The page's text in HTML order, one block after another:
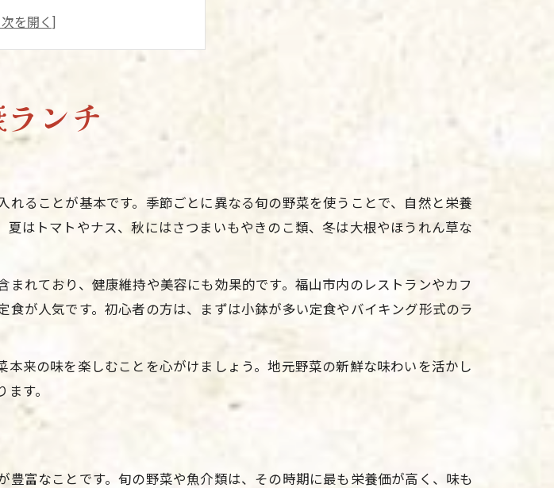
りのランチで健康生活
菜中心のランチ習慣
シーランチ体験
きる福山市のランチ健康体験
康で新しい自分に出会う
のランチで健康を意識
満たす福山市らしい時間
ンチ
ることが基本です。季節ごとに異なる旬の野菜を使うことで、自然と栄養
はトマトやナス、秋にはさつまいもやきのこ類、冬は大根やほうれん草な
れており、健康維持や美容にも効果的です。福山市内のレストランやカフ
が人気です。初心者の方は、まずは小鉢が多い定食やバイキング形式のラ
来の味を楽しむことを心がけましょう。地元野菜の新鮮な味わいを活かし
す。
富なことです。旬の野菜や魚介類は、その時期に最も栄養価が高く、味も